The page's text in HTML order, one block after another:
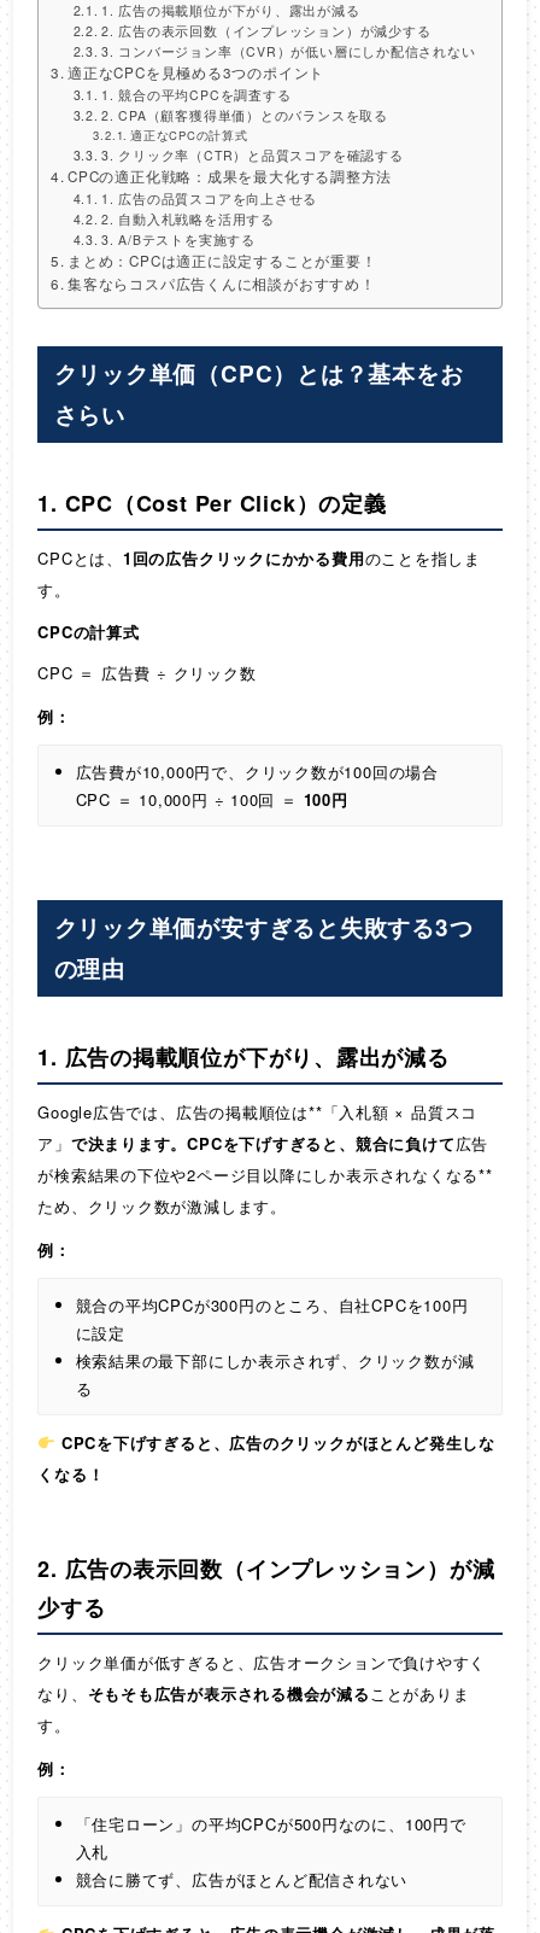
1. 広告の掲載順位が下がり、露出が減る
2. 広告の表示回数（インプレッション）が減少する
3. コンバージョン率（CVR）が低い層にしか配信されない
適正なCPCを見極める3つのポイント
1. 競合の平均CPCを調査する
2. CPA（顧客獲得単価）とのバランスを取る
適正なCPCの計算式
3. クリック率（CTR）と品質スコアを確認する
CPCの適正化戦略：成果を最大化する調整方法
1. 広告の品質スコアを向上させる
2. 自動入札戦略を活用する
3. A/Bテストを実施する
まとめ：CPCは適正に設定することが重要！
集客ならコスパ広告くんに相談がおすすめ！
クリック単価（CPC）とは？基本をお
さらい
1. CPC（Cost Per Click）の定義
CPCとは、 1回の広告クリックにかかる費用のことを指しま
す。
CPCの計算式
CPC ＝ 広告費 ÷ クリック数
例：
広告費が10,000円で、クリック数が100回の場合
CPC ＝ 10,000円 ÷ 100回 ＝ 100円
クリック単価が安すぎると失敗する3つ
の理由
1. 広告の掲載順位が下がり、露出が減る
Google広告では、広告の掲載順位は**「入札額 × 品質スコ
ア」 で決まります。CPCを下げすぎると、競合に負けて広告
が検索結果の下位や2ページ目以降にしか表示されなくなる**
ため、クリック数が激減します。
例：
競合の平均CPCが300円のところ、自社CPCを100円
に設定
検索結果の最下部にしか表示されず、クリック数が減
る
CPCを下げすぎると、広告のクリックがほとんど発生しな
くなる！
2. 広告の表示回数（インプレッション）が減
少する
クリック単価が低すぎると、広告オークションで負けやすく
なり、 そもそも広告が表示される機会が減ることがありま
す。
例：
「住宅ローン」の平均CPCが500円なのに、100円で
入札
競合に勝てず、広告がほとんど配信されない